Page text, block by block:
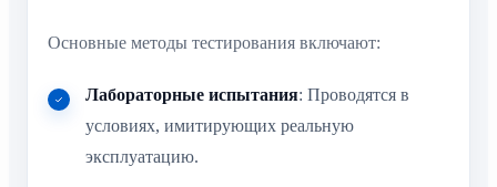
Основные методы тестирования включают:
Лабораторные испытания: Проводятся в
условиях, имитирующих реальную
эксплуатацию.